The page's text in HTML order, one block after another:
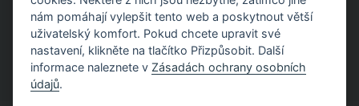
použití programů.
nám pomáhají vylepšit tento web a poskytnout větší
uživatelský komfort. Pokud chcete upravit své
nastavení, klikněte na tlačítko Přizpůsobit. Další
informace naleznete v Zásadách ochrany osobních
údajů.